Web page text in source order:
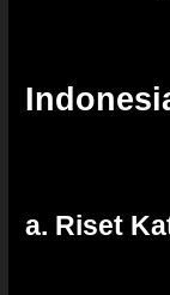
a. Riset